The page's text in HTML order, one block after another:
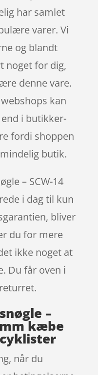
har samlet
varer. Vi
og blandt
noget for dig,
denne vare.
kan
i butikker-
fordi shoppen
butik.
– SCW-14
i dag til kun
bliver
du for mere
ikke noget at
Du får oven i
–
kæbe
når du